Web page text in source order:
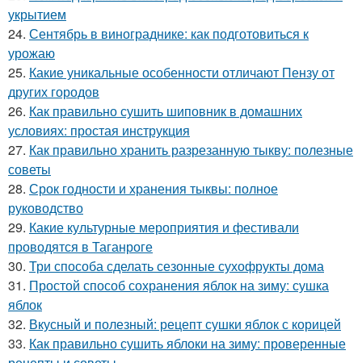
укрытием
24. Сентябрь в винограднике: как подготовиться к
урожаю
25. Какие уникальные особенности отличают Пензу от
других городов
26. Как правильно сушить шиповник в домашних
условиях: простая инструкция
27. Как правильно хранить разрезанную тыкву: полезные
советы
28. Срок годности и хранения тыквы: полное
руководство
29. Какие культурные мероприятия и фестивали
проводятся в Таганроге
30. Три способа сделать сезонные сухофрукты дома
31. Простой способ сохранения яблок на зиму: сушка
яблок
32. Вкусный и полезный: рецепт сушки яблок с корицей
33. Как правильно сушить яблоки на зиму: проверенные